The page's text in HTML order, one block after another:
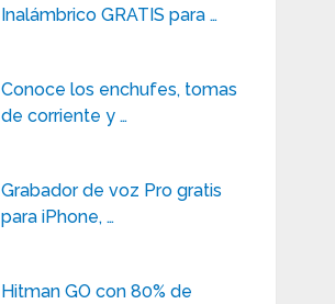
Inalámbrico GRATIS para …
Conoce los enchufes, tomas
de corriente y …
Grabador de voz Pro gratis
para iPhone, …
Hitman GO con 80% de